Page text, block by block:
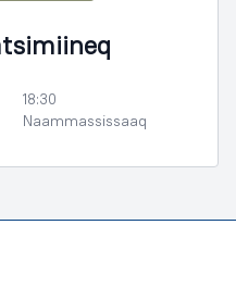
18:30
Naammassissaaq